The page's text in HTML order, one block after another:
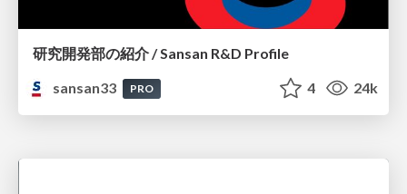
研究開発部の紹介 / Sansan R&D Profile
sansan33
PRO 4 24k